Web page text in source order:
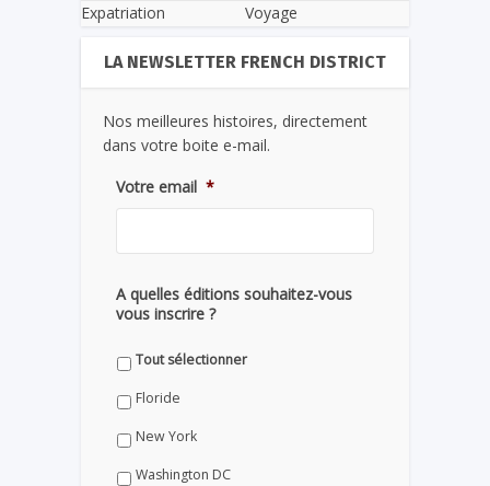
Expatriation
Voyage
LA NEWSLETTER FRENCH DISTRICT
Nos meilleures histoires, directement
dans votre boite e-mail.
Votre email *
A quelles éditions souhaitez-vous
vous inscrire ?
Tout sélectionner
Floride
New York
Washington DC